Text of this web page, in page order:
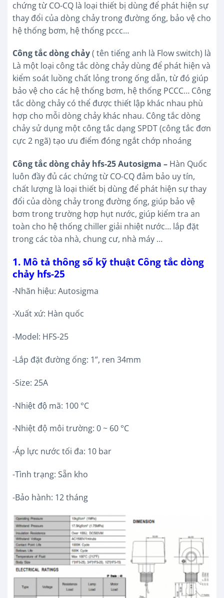
chứng từ CO-CQ là loại thiết bị dùng để phát hiện sự
thay đổi của dòng chảy trong đường ống, bảo vệ cho
hệ thống bơm, hệ thống pccc…
Công tắc dòng chảy( tên tiếng anh là Flow switch) là
Là một loại công tắc dòng chảy dùng để phát hiện và
kiểm soát luồng chất lỏng trong ống dẫn, từ đó giúp
bảo vệ cho các hệ thống bơm, hệ thống PCCC… Công
tắc dòng chảy có thể được thiết lập khác nhau phù
hợp cho mỗi dòng chảy khác nhau. Công tắc dòng
chảy sử dụng một công tắc dạng SPDT (công tắc đơn
cực 2 ngã) tạo ưu điểm đóng ngắt chớp nhoáng
Công tắc dòng chảy hfs-25 Autosigma – Hàn Quốc
luôn đầy đủ các chứng từ CO-CQ đảm bảo uy tín,
chất lượng là loại thiết bị dùng để phát hiện sự thay
đổi của dòng chảy trong đường ống, giúp bảo vệ
bơm trong trường hợp hụt nước, giúp kiểm tra an
toàn cho hệ thống chiller giải nhiệt nước… lắp đặt
trong các tòa nhà, chung cư, nhà máy …
1. Mô tả thông số kỹ thuật Công tắc dòng
chảy hfs-25
-Nhãn hiệu: Autosigma
-Xuất xứ: Hàn quốc
-Model: HFS-25
-Lắp đặt đường ống: 1”, ren 34mm
-Size: 25A
-Nhiệt độ mã: 100 °C
-Nhiệt độ môi trường: 0 ~ 60 °C
-Áp lực nước tối đa: 10 bar
-Tình trạng: Sẵn kho
-Bảo hành: 12 tháng